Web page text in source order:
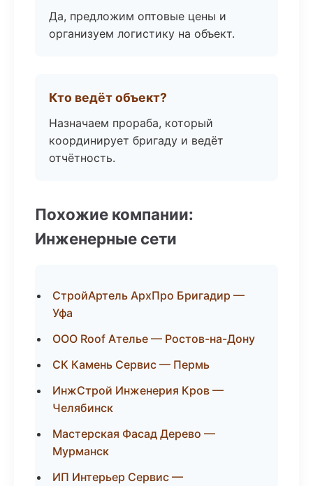
Да, предложим оптовые цены и
организуем логистику на объект.
Кто ведёт объект?
Назначаем прораба, который
координирует бригаду и ведёт
отчётность.
Похожие компании:
Инженерные сети
СтройАртель АрхПро Бригадир —
Уфа
ООО Roof Ателье — Ростов-на-Дону
СК Камень Сервис — Пермь
ИнжСтрой Инженерия Кров —
Челябинск
Мастерская Фасад Дерево —
Мурманск
ИП Интерьер Сервис —